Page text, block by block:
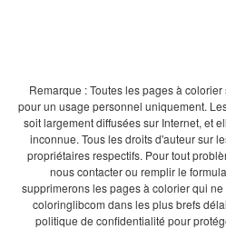
Remarque : Toutes les pages à
pour un usage personnel uniquement.
soit largement diffusées sur Internet, et
inconnue. Tous les droits d'auteur sur
propriétaires respectifs. Pour tout
nous contacter ou remplir le
supprimerons les pages à colorier qui
coloringlibcom dans les plus brefs
politique de confidentialité pour